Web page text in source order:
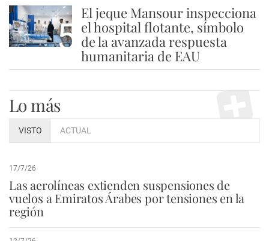
5
El jeque Mansour inspecciona
el hospital flotante, símbolo
de la avanzada respuesta
humanitaria de EAU
Lo más
VISTO ACTUAL
17/7/26
Las aerolíneas extienden suspensiones de
vuelos a Emiratos Árabes por tensiones en la
región